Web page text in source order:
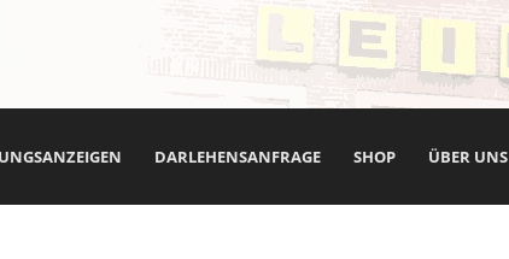
DARLEHENSANFRAGE SHOP ÜBER UNS